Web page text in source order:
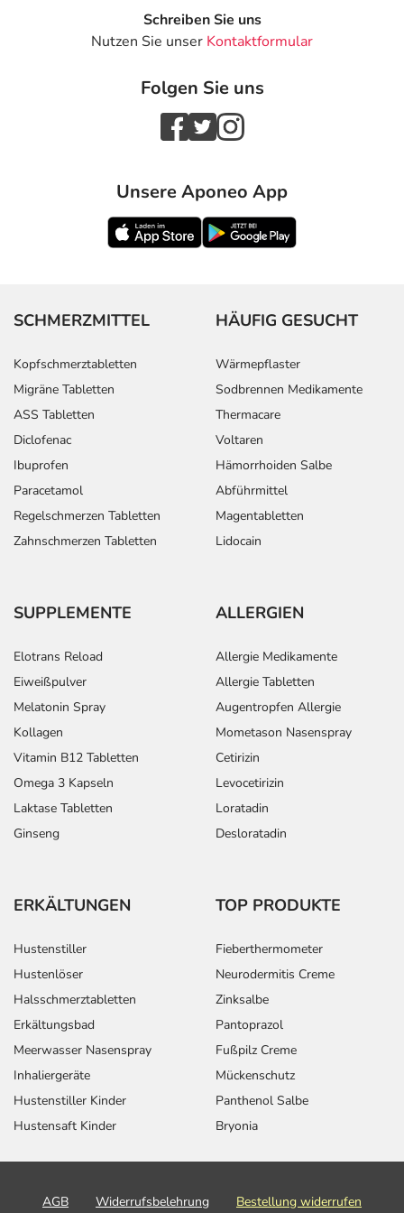
Schreiben Sie uns
Nutzen Sie unser Kontaktformular
Folgen Sie uns
Unsere Aponeo App
SCHMERZMITTEL
Kopfschmerztabletten
Migräne Tabletten
ASS Tabletten
Diclofenac
Ibuprofen
Paracetamol
Regelschmerzen Tabletten
Zahnschmerzen Tabletten
HÄUFIG GESUCHT
Wärmepflaster
Sodbrennen Medikamente
Thermacare
Voltaren
Hämorrhoiden Salbe
Abführmittel
Magentabletten
Lidocain
SUPPLEMENTE
Elotrans Reload
Eiweißpulver
Melatonin Spray
Kollagen
Vitamin B12 Tabletten
Omega 3 Kapseln
Laktase Tabletten
Ginseng
ALLERGIEN
Allergie Medikamente
Allergie Tabletten
Augentropfen Allergie
Mometason Nasenspray
Cetirizin
Levocetirizin
Loratadin
Desloratadin
ERKÄLTUNGEN
Hustenstiller
Hustenlöser
Halsschmerztabletten
Erkältungsbad
Meerwasser Nasenspray
Inhaliergeräte
Hustenstiller Kinder
Hustensaft Kinder
TOP PRODUKTE
Fieberthermometer
Neurodermitis Creme
Zinksalbe
Pantoprazol
Fußpilz Creme
Mückenschutz
Panthenol Salbe
Bryonia
AGB Widerrufsbelehrung
Bestellung widerrufen